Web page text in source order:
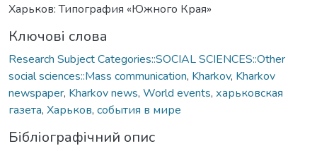
Харьков: Типография «Южного Края»
Ключові слова
Research Subject Categories::SOCIAL SCIENCES::Other
social sciences::Mass communication, Kharkov, Kharkov
newspaper, Kharkov news, World events, харьковская
газета, Харьков, события в мире
Бібліографічний опис